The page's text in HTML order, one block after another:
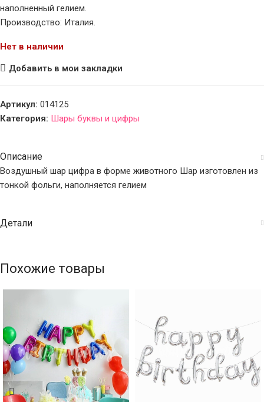
наполненный гелием.
Производство: Италия.
Нет в наличии
Добавить в мои закладки
Артикул: 014125
Категория: Шары буквы и цифры
Описание
Воздушный шар цифра в форме животного Шар изготовлен из
тонкой фольги, наполняется гелием
Детали
Похожие товары